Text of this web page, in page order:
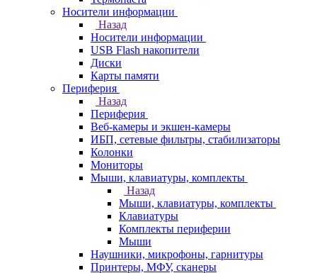
Носители информации
Назад
Носители информации
USB Flash накопители
Диски
Карты памяти
Периферия
Назад
Периферия
Веб-камеры и экшен-камеры
ИБП, сетевые фильтры, стабилизаторы
Колонки
Мониторы
Мыши, клавиатуры, комплекты
Назад
Мыши, клавиатуры, комплекты
Клавиатуры
Комплекты периферии
Мыши
Наушники, микрофоны, гарнитуры
Принтеры, МФУ, сканеры